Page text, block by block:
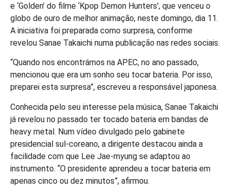
e ‘Golden’ do filme ‘Kpop Demon Hunters’, que venceu o
globo de ouro de melhor animação, neste domingo, dia 11.
A iniciativa foi preparada como surpresa, conforme
revelou Sanae Takaichi numa publicação nas redes sociais.
“Quando nos encontrámos na APEC, no ano passado,
mencionou que era um sonho seu tocar bateria. Por isso,
preparei esta surpresa”, escreveu a responsável japonesa.
Conhecida pelo seu interesse pela música, Sanae Takaichi
já revelou no passado ter tocado bateria em bandas de
heavy metal. Num vídeo divulgado pelo gabinete
presidencial sul-coreano, a dirigente destacou ainda a
facilidade com que Lee Jae-myung se adaptou ao
instrumento. “O presidente aprendeu a tocar bateria em
apenas cinco ou dez minutos”, afirmou.